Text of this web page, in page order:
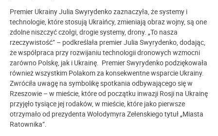
Premier Ukrainy Julia Swyrydenko zaznaczyła, że systemy i
technologie, które stosują Ukraińcy, zmieniają obraz wojny, są one
zdolne niszczyć czołgi, drogie systemy, drony. „To nasza
rzeczywistość” – podkreślała premier Julia Swyrydenko, dodając,
że współpraca przy rozwijaniu technologii dronowych wzmocni
zarówno Polskę, jak i Ukrainę. Premier Swyrydenko podziękowała
również wszystkim Polakom za konsekwentne wsparcie Ukrainy.
Zwróciła uwagę na symbolikę spotkania odbywającego się w
Rzeszowie – w mieście, które od początku inwazji Rosji na Ukrainę
przyjęło tysiące jej rodaków, w mieście, które jako pierwsze
otrzymało od prezydenta Wołodymyra Zełenskiego tytuł „Miasta
Ratownika”.